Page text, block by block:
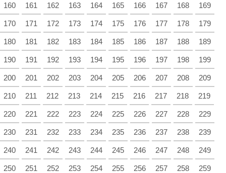
160 161 162 163 164 165 166 167 168 169
170 171 172 173 174 175 176 177 178 179
180 181 182 183 184 185 186 187 188 189
190 191 192 193 194 195 196 197 198 199
200 201 202 203 204 205 206 207 208 209
210 211 212 213 214 215 216 217 218 219
220 221 222 223 224 225 226 227 228 229
230 231 232 233 234 235 236 237 238 239
240 241 242 243 244 245 246 247 248 249
250 251 252 253 254 255 256 257 258 259